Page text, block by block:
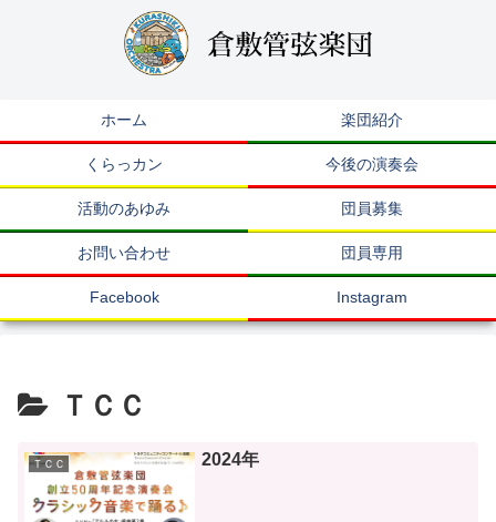
ホーム 楽団紹介
くらっカン 今後の演奏会
活動のあゆみ 団員募集
お問い合わせ 団員専用
Facebook Instagram
ＴＣＣ
ＴＣＣ 2024年